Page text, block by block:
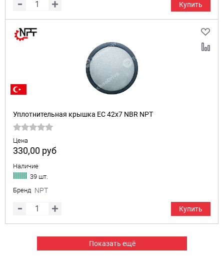
Купить
Уплотнительная крышка EC 42x7 NBR NPT
Цена
330,00 руб
Наличие
39 шт.
Бренд NPT
Купить
Показать ещё